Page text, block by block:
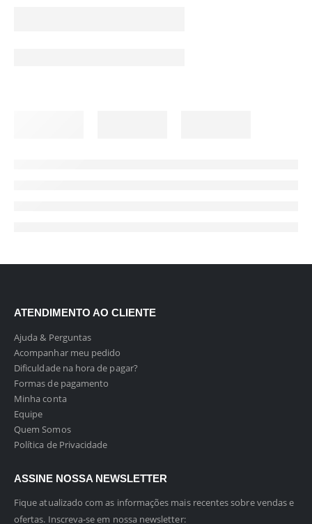
ATENDIMENTO AO CLIENTE
Ajuda & Perguntas
Acompanhar meu pedido
Dificuldade na hora de pagar?
Formas de pagamento
Minha conta
Equipe
Quem Somos
Política de Privacidade
ASSINE NOSSA NEWSLETTER
Fique atualizado com as informações mais recentes sobre vendas e
ofertas. Inscreva-se em nossa newsletter: